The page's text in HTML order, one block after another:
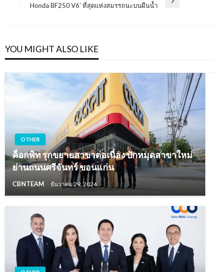
Next
Honda BF250 V6’ ที่สุดแห่งสมรรถนะบนผืนน้ำ
YOU MIGHT ALSO LIKE
OTHER
ค็อกพิท รุกขยายสาขาต่อเนื่อง ปักหมุดสาขาใหม่
ย่านถนนศรีจันทร์ ขอนแก่น
CBNTEAM ธันวาคม 29, 2024